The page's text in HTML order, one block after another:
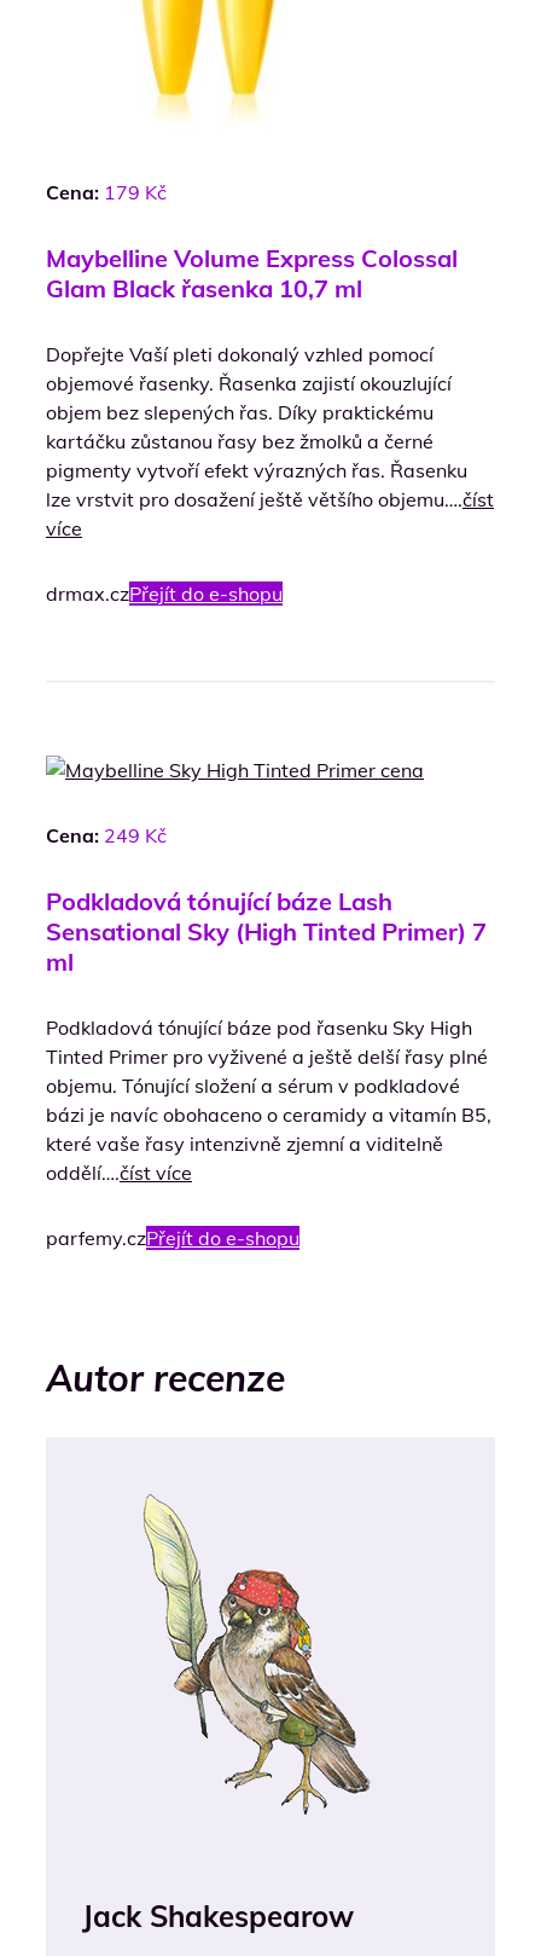
Cena: 179 Kč
Maybelline Volume Express Colossal
Glam Black řasenka 10,7 ml
Dopřejte Vaší pleti dokonalý vzhled pomocí
objemové řasenky. Řasenka zajistí okouzlující
objem bez slepených řas. Díky praktickému
kartáčku zůstanou řasy bez žmolků a černé
pigmenty vytvoří efekt výrazných řas. Řasenku
lze vrstvit pro dosažení ještě většího objemu….číst
více
drmax.czPřejít do e-shopu
Cena: 249 Kč
Podkladová tónující báze Lash
Sensational Sky (High Tinted Primer) 7
ml
Podkladová tónující báze pod řasenku Sky High
Tinted Primer pro vyživené a ještě delší řasy plné
objemu. Tónující složení a sérum v podkladové
bázi je navíc obohaceno o ceramidy a vitamín B5,
které vaše řasy intenzivně zjemní a viditelně
oddělí….číst více
parfemy.czPřejít do e-shopu
Autor recenze
Jack Shakespearow